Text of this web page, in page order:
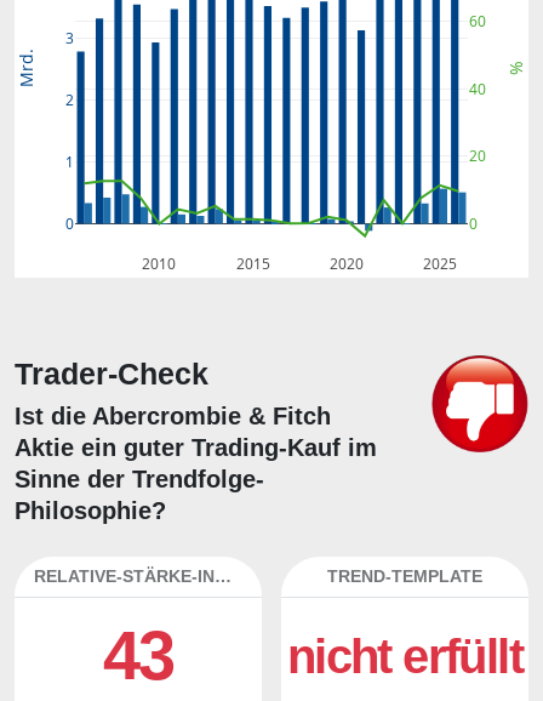
2010 2015 2020 2025
0
1
2
3
0
20
40
60
Mrd. %
Trader-Check
Ist die Abercrombie & Fitch
Aktie ein guter Trading-Kauf im
Sinne der Trendfolge-
Philosophie?
RELATIVE-STÄRKE-INDEX
43
TREND-TEMPLATE
nicht erfüllt